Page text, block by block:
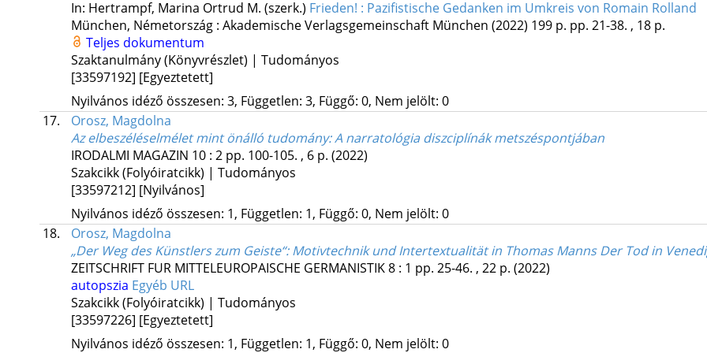
In: Hertrampf, Marina Ortrud M. (szerk.) Frieden! : Pazifistische Gedanken im Umkreis von Romain Rolland
München, Németország : Akademische Verlagsgemeinschaft München (2022) 199 p. pp. 21-38. , 18 p.
Teljes dokumentum
Szaktanulmány (Könyvrészlet) | Tudományos
[33597192] [Egyeztetett]
Nyilvános idéző összesen: 3, Független: 3, Függő: 0, Nem jelölt: 0
17.
Orosz, Magdolna
Az elbeszéléselmélet mint önálló tudomány: A narratológia diszciplínák metszéspontjában
IRODALMI MAGAZIN 10: 2 pp. 100-105. , 6 p. (2022)
Szakcikk (Folyóiratcikk) | Tudományos
[33597212] [Nyilvános]
Nyilvános idéző összesen: 1, Független: 1, Függő: 0, Nem jelölt: 0
18.
Orosz, Magdolna
„Der Weg des Künstlers zum Geiste“: Motivtechnik und Intertextualität in Thomas Manns Der Tod in
ZEITSCHRIFT FUR MITTELEUROPAISCHE GERMANISTIK8: 1 pp. 25-46. , 22 p. (2022)
autopszia Egyéb URL
Szakcikk (Folyóiratcikk) | Tudományos
[33597226] [Egyeztetett]
Nyilvános idéző összesen: 1, Független: 1, Függő: 0, Nem jelölt: 0